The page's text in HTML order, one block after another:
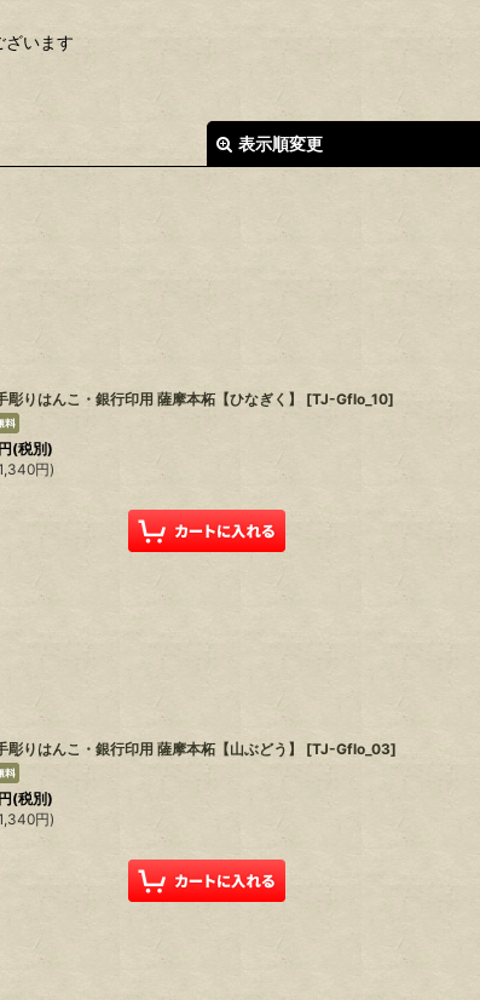
います
表示順変更
絞り込む
彫りはんこ・銀行印用 薩摩本柘【ひなぎく】 [TJ-Gflo_10]
円(税別)
円)
彫りはんこ・銀行印用 薩摩本柘【山ぶどう】 [TJ-Gflo_03]
円(税別)
円)